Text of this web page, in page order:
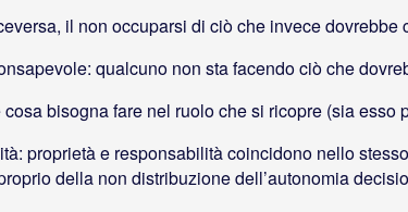
il non occuparsi di ciò che invece dovrebbe
qualcuno non sta facendo ciò che
bisogna fare nel ruolo che si ricopre (sia esso
proprietà e responsabilità coincidono nello
della non distribuzione dell’autonomia